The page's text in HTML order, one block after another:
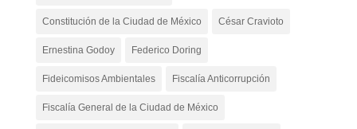
Constitución de la Ciudad de México César Cravioto
Ernestina Godoy Federico Doring
Fideicomisos Ambientales Fiscalía Anticorrupción
Fiscalía General de la Ciudad de México